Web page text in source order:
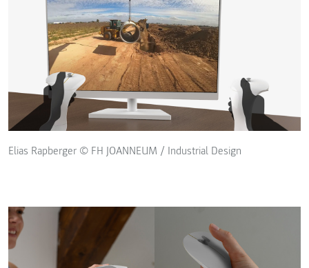
Elias Rapberger © FH JOANNEUM / Industrial Design